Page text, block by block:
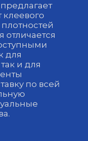
отличается
для
и для
по всей